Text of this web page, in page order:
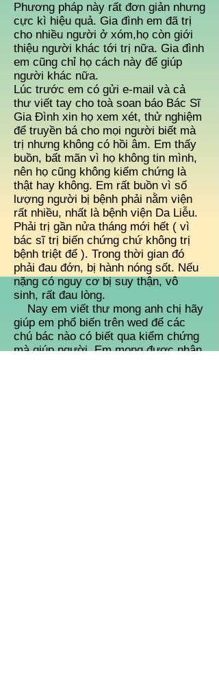
Phương pháp này rất đơn giản nhưng
cực kì hiệu quả. Gia đình em đã trị
cho nhiều người ở xóm,họ còn giới
thiệu người khác tới trị nữa. Gia đình
em cũng chỉ họ cách này để giúp
người khác nữa.
Lúc trước em có gửi e-mail và cả
thư viết tay cho toà soan báo Bác Sĩ
Gia Đình xin họ xem xét, thử nghiệm
để truyền bá cho mọi người biết mà
trị nhưng không có hồi âm. Em thấy
buồn, bất mãn vì họ không tin mình,
nên họ cũng không kiểm chứng là
thật hay không. Em rất buồn vì số
lượng người bị bệnh phải nằm viện
rất nhiều, nhất là bệnh viện Da Liễu.
Phải trị gần nửa tháng mới hết ( vì
bác sĩ trị biến chứng chứ không trị
bệnh triệt để ). Trong thời gian đó
phải đau đớn, bị hành nóng sốt. Nếu
nặng có nguy cơ bị suy thận, vô
sinh, rất đau lòng.
Nay em viết thư mong anh chị hãy
giúp em phổ biến trên wed để các
chú bác nào có biết qua kiểm chứng
mà giúp người. Em mong được nhận